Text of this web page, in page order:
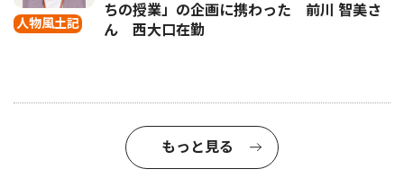
人物風土記
ちの授業」の企画に携わった 前川 智美さ
ん 西大口在勤
もっと見る